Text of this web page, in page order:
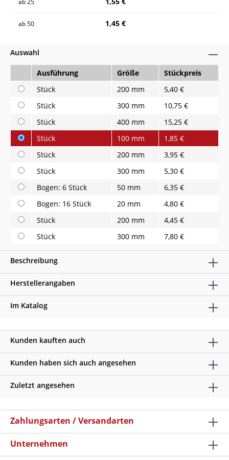
ab25
ab50 1,45 €
Auswahl
Ausführung Größe
Stückpreis
Stück
200 mm
5,40 €
Stück
300 mm
10,75 €
Stück
400 mm
15,25 €
Stück
100 mm
1,85 €
Stück
200 mm
3,95 €
Stück
300 mm
5,30 €
Bogen: 6 Stück
50 mm
6,35 €
Bogen: 16 Stück
20 mm
4,80 €
Stück
200 mm
4,45 €
Stück
300 mm 7,80 €
Beschreibung
Herstellerangaben
Im Katalog
Kunden kauften auch
Kunden haben sich auch angesehen
Zuletzt angesehen
Zahlungsarten / Versandarten
Unternehmen